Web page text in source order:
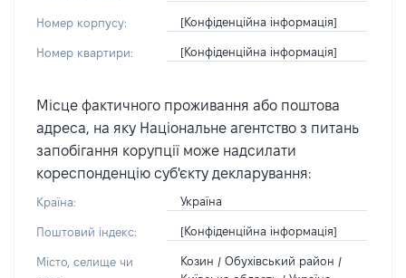
Номер корпусу: [Конфіденційна інформація]
Номер квартири: [Конфіденційна інформація]
Місце фактичного проживання або поштова
адреса, на яку Національне агентство з питань
запобігання корупції може надсилати
кореспонденцію суб'єкту декларування:
Країна: Україна
Поштовий індекс: [Конфіденційна інформація]
Місто, селище чи
Козин / Обухівський район /